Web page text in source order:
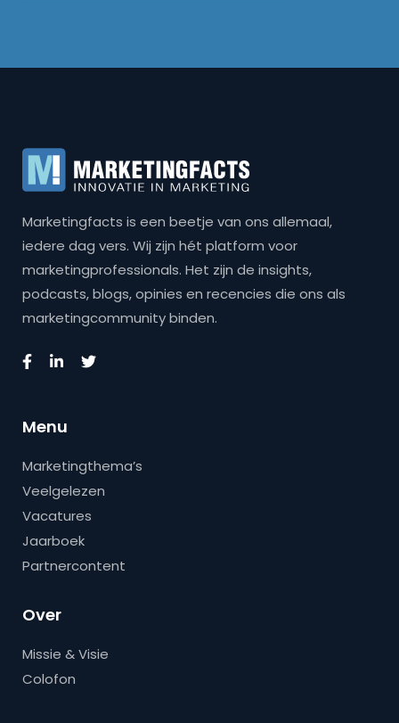
Marketingfacts is een beetje van ons allemaal,
iedere dag vers. Wij zijn hét platform voor
marketingprofessionals. Het zijn de insights,
podcasts, blogs, opinies en recencies die ons als
marketingcommunity binden.
Menu
Marketingthema’s
Veelgelezen
Vacatures
Jaarboek
Partnercontent
Over
Missie & Visie
Colofon